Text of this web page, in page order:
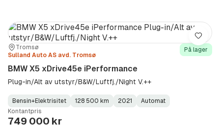
Sted:Tromsø
Forhandler:
Sulland Auto AS avd. Tromsø
På lager
BMW X5 xDrive45e iPerformance
Plug-in/Alt av utstyr/B&W/Luftfj./Night V.++
Fuel
Type:
Bensin+Elektrisitet
Kilometerstand: 128 500 km
Model
Year:
2021
Gearbox
Type:
Automat
Kontantpris
749 000 kr
Lagre